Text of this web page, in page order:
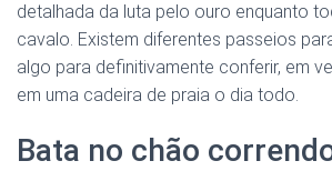
detalhada da luta pelo ouro enquanto
cavalo. Existem diferentes passeios
algo para definitivamente conferir, em
em uma cadeira de praia o dia todo.
Bata no chão